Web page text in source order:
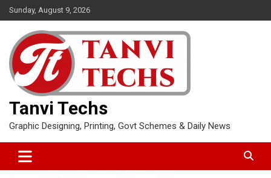
Skip
to
content
Sunday, August 9, 2026
Tanvi Techs
Graphic Designing, Printing, Govt Schemes & Daily News